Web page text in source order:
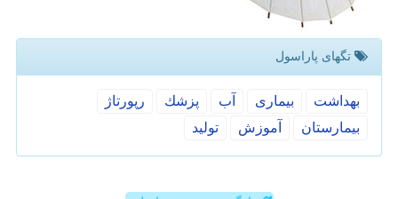
تگهای پاراسول
بهداشت بیماری آب پزشك
رپورتاژ
بیمارستان
آموزش تولید